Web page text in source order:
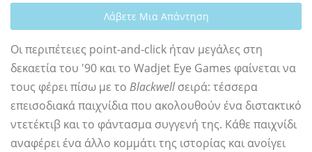
Λάβετε Μια Απάντηση
Οι περιπέτειες point-and-click ήταν μεγάλες στη
δεκαετία του '90 και το Wadjet Eye Games φαίνεται να
τους φέρει πίσω με το Blackwellσειρά: τέσσερα
επεισοδιακά παιχνίδια που ακολουθούν ένα διστακτικό
ντετέκτιβ και το φάντασμα συγγενή της. Κάθε παιχνίδι
αναφέρει ένα άλλο κομμάτι της ιστορίας και ανοίγει